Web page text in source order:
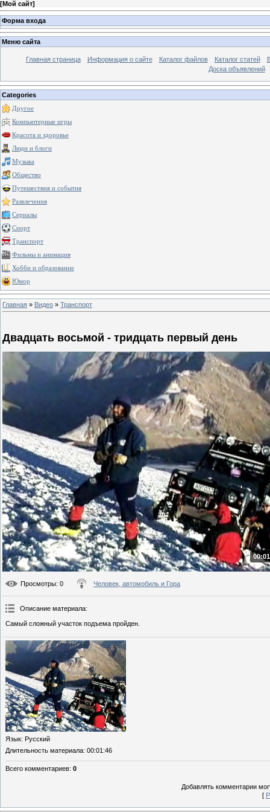
[Мой сайт]
Форма входа
Меню сайта
Главная страница Информация о сайте Каталог файлов Каталог статей
Доска объявлений
Categories
Другое
Компьютерные игры
Красота и здоровье
Люди и блоги
Музыка
Общество
Путешествия и события
Развлечения
Сериалы
Спорт
Транспорт
Фильмы и анимация
Хобби и образование
Юмор
Главная » Видео » Транспорт
Двадцать восьмой - тридцать первый день
Просмотры: 0 Человек, автомобиль и Гора
Описание материала:
Самый сложный участок подъема пройден.
Язык: Русский
Длительность материала: 00:01:46
Всего комментариев: 0
Добавлять комментарии
[